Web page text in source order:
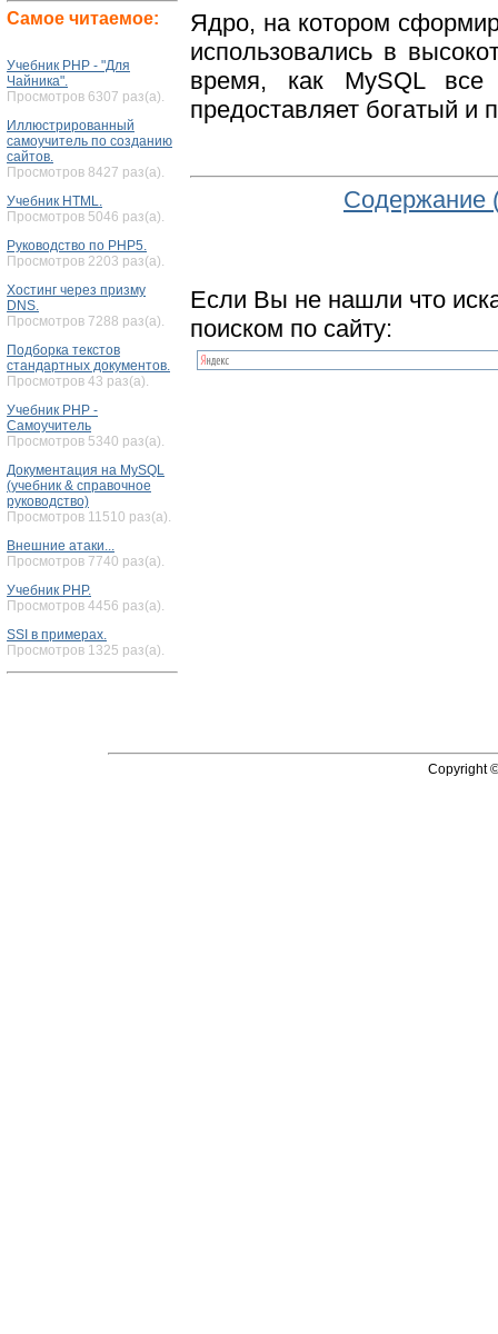
Самое читаемое:
Учебник PHP - "Для
Чайника".
Просмотров 6307 раз(а).
Иллюстрированный
самоучитель по созданию
сайтов.
Просмотров 8427 раз(а).
Учебник HTML.
Просмотров 5046 раз(а).
Руководство по PHP5.
Просмотров 2203 раз(а).
Хостинг через призму
DNS.
Просмотров 7288 раз(а).
Подборка текстов
стандартных документов.
Просмотров 43 раз(а).
Учебник PHP -
Самоучитель
Просмотров 5340 раз(а).
Документация на MySQL
(учебник & справочное
руководство)
Просмотров 11510 раз(а).
Внешние атаки...
Просмотров 7740 раз(а).
Учебник PHP.
Просмотров 4456 раз(а).
SSI в примерах.
Просмотров 1325 раз(а).
Ядро, на котором
использовались в
время, как MySQL
предоставляет богатый
Содержание
Если Вы не нашли что
поиском по сайту:
Copyright